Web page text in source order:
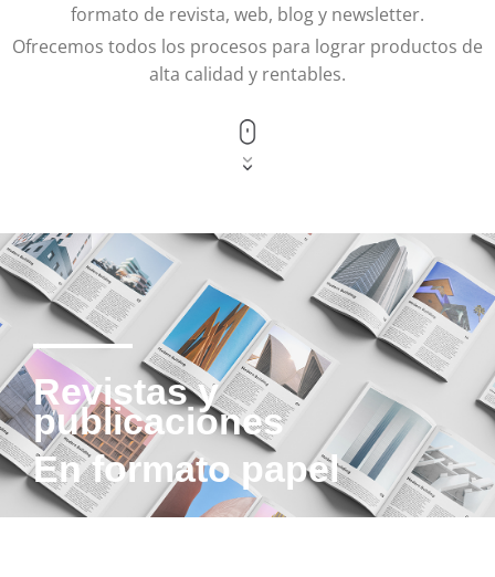
formato de revista, web, blog y newsletter.
Ofrecemos todos los procesos para lograr productos de
alta calidad y rentables.
Revistas y
publicaciones
En formato papel